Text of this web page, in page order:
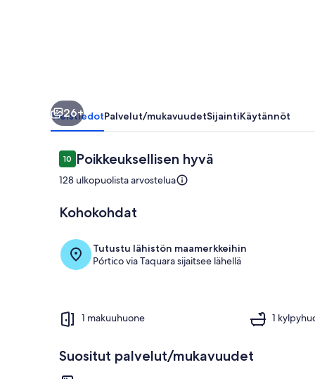
26+
YleistiedotPalvelut/mukavuudetSijaintiKäytännöt
Arvostelut
1010 kautta 10.
Poikkeuksellisen hyvä
128 ulkopuolista arvostelua
Kohokohdat
Tutustu lähistön maamerkkeihin
Pórtico via Taquara sijaitsee lähellä
1 makuuhuone 1
Suositut palvelut/mukavuudet